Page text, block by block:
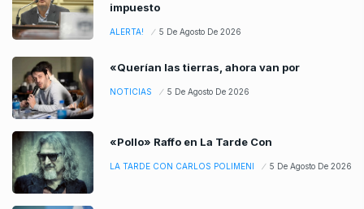
impuesto
ALERTA! 5 De Agosto De 2026
«Querían las tierras, ahora van por
NOTICIAS 5 De Agosto De 2026
«Pollo» Raffo en La Tarde Con
LA TARDE CON CARLOS POLIMENI 5 De Agosto De 2026